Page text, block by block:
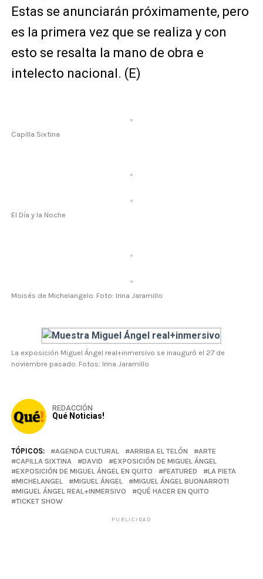
Estas se anunciarán próximamente, pero
es la primera vez que se realiza y con
esto se resalta la mano de obra e
intelecto nacional. (E)
Capilla Sixtina
El Día y la Noche
Moisés de Michelangelo. Foto: Irina Jaramillo
La exposición Miguel Ángel real+inmersivo se inauguró el 27 de
noviembre pasado. Fotos: Irina Jaramillo
REDACCIÓN
Qué Noticias!
TÓPICOS: AGENDA CULTURAL ARRIBA EL TELÓN
ARTE
CAPILLA SIXTINA
DAVID
EXPOSICIÓN DE MIGUEL ÁNGEL
EXPOSICIÓN DE MIGUEL ÁNGEL EN QUITO
FEATURED
LA PIETA
MICHELANGEL
MIGUEL ÁNGEL
MIGUEL ÁNGEL BUONARROTI
MIGUEL ÁNGEL REAL+INMERSIVO
QUÉ HACER EN QUITO
TICKET SHOW
PUBLICIDAD